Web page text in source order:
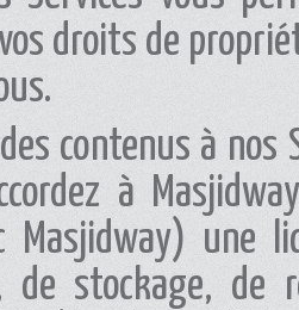
droits de
contenus à
à
Masjidway) une
de stockage,